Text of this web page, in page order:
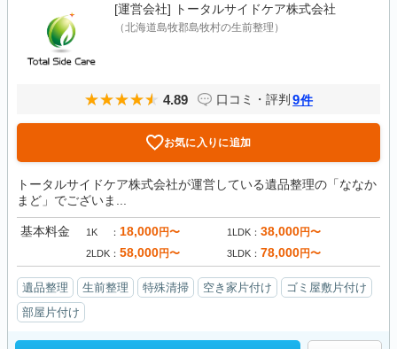
[運営会社] トータルサイドケア株式会社
（北海道島牧郡島牧村の生前整理）
4.89 口コミ・評判 9件
お気に入りに追加
トータルサイドケア株式会社が運営している遺品整理の「ななか
まど」でございま...
基本料金 1K 18,000円〜 1LDK 38,000円〜
2LDK 58,000円〜 3LDK 78,000円〜
遺品整理 生前整理 特殊清掃 空き家片付け
ゴミ屋敷片付け
部屋片付け